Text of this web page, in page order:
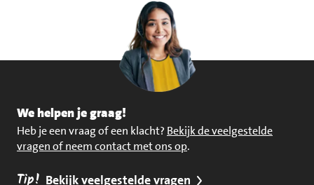
We helpen je graag!
Heb je een vraag of een klacht? Bekijk de veelgestelde
vragen of neem contact met ons op.
Tip! Bekijk veelgestelde vragen